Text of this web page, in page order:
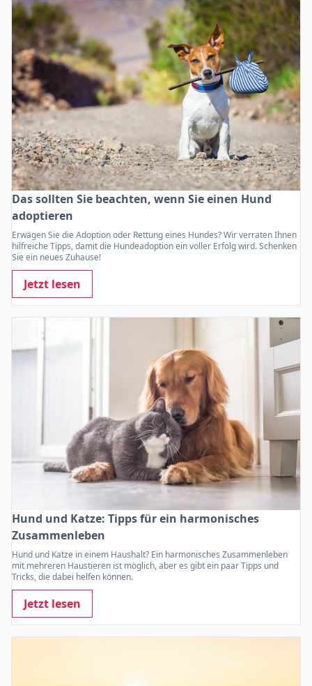
Das sollten Sie beachten, wenn Sie einen Hund
adoptieren
Erwägen Sie die Adoption oder Rettung eines Hundes? Wir verraten Ihnen
hilfreiche Tipps, damit die Hundeadoption ein voller Erfolg wird. Schenken
Sie ein neues Zuhause!
Jetzt lesen
Hund und Katze: Tipps für ein harmonisches
Zusammenleben
Hund und Katze in einem Haushalt? Ein harmonisches Zusammenleben
mit mehreren Haustieren ist möglich, aber es gibt ein paar Tipps und
Tricks, die dabei helfen können.
Jetzt lesen